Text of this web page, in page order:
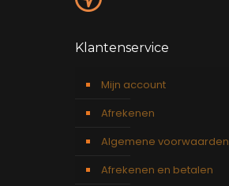
Klantenservice
Mijn account
Afrekenen
Algemene voorwaarden
Afrekenen en betalen